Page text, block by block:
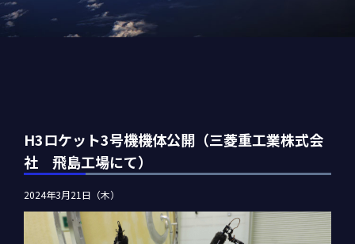
H3ロケット3号機機体公開（三菱重工業株式会
社 飛島工場にて）
2024年3月21日（木）